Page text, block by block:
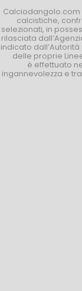
Calciodangolo.com
calcistiche,
selezionati, in
rilasciata
indicato
delle proprie
è effettuato
ingannevolezza e